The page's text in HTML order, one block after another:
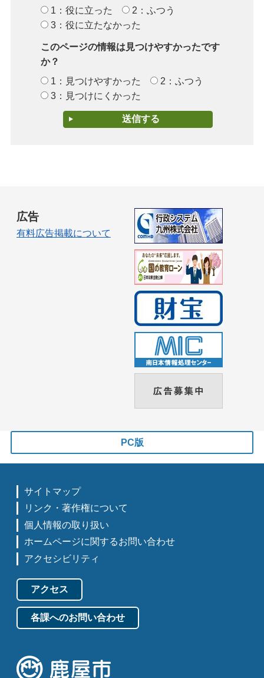
1：役に立った
2：ふつう
3：役に立たなかった
このページの情報は見つけやすかったです
か？
1：見つけやすかった
2：ふつう
3：見つけにくかった
広告
有料広告掲載について
PC版
サイトマップ
リンク・著作権について
個人情報の取り扱い
ホームページに関するお問い合わせ
アクセシビリティ
アクセス
各課へのお問い合わせ